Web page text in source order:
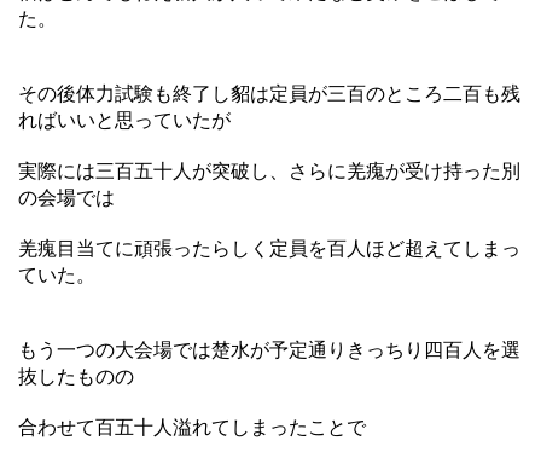
た。
その後体力試験も終了し貂は定員が三百のところ二百も残
ればいいと思っていたが
実際には三百五十人が突破し、さらに羌瘣が受け持った別
の会場では
羌瘣目当てに頑張ったらしく定員を百人ほど超えてしまっ
ていた。
もう一つの大会場では楚水が予定通りきっちり四百人を選
抜したものの
合わせて百五十人溢れてしまったことで